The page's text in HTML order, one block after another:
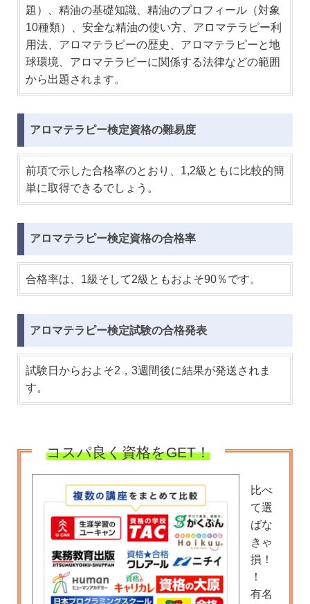
題）、精油の基礎知識、精油のプロフィール（対象
10種類）、安全な精油の使い方、アロマテラピー利
用法、アロマテラピーの歴史、アロマテラピーと地
球環境、アロマテラピーに関係する法律などの範囲
から出題されます。
アロマテラピー検定資格の難易度
前項で示した合格率のとおり、1,2級ともに比較的簡
単に取得できるでしょう。
アロマテラピー検定資格の合格率
合格率は、1級そして2級ともおよそ90％です。
アロマテラピー検定試験の合格発表
試験日からおよそ2，3週間後に結果が発送されま
す。
コスパ良く資格をGET！
比べ
て選
ばな
きゃ
損！
！
有名